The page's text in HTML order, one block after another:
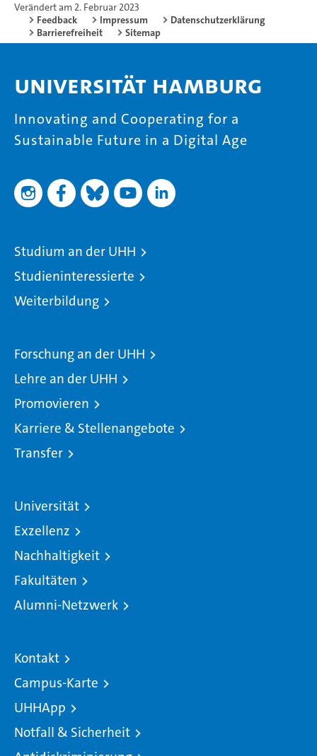
Verändert am 2. Februar 2023
Feedback
Impressum
Datenschutzerklärung
Barrierefreiheit
Sitemap
Universität Hamburg
Innovating and Cooperating for a
Sustainable Future in a Digital Age
Studium an der UHH
Studieninteressierte
Weiterbildung
Forschung an der UHH
Lehre an der UHH
Promovieren
Karriere & Stellenangebote
Transfer
Universität
Exzellenz
Nachhaltigkeit
Fakultäten
Alumni-Netzwerk
Kontakt
Campus-Karte
UHHApp
Notfall & Sicherheit